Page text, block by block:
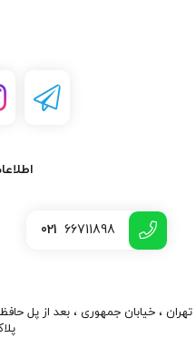
021 66711898
تهران ، خیابان جمهوری ، بعد از پل
پلاک